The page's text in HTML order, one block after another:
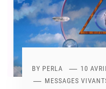
BY PERLA
10
MESSAGES